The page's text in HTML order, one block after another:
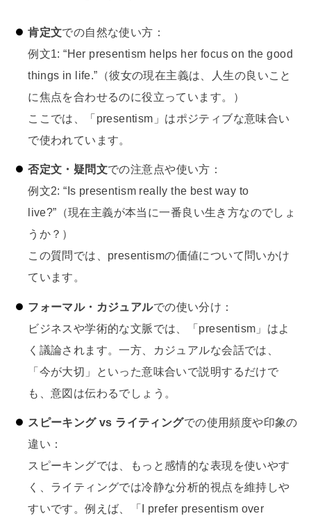
肯定文での自然な使い方：
例文1: “Her presentism helps her focus on the good
things in life.”（彼女の現在主義は、人生の良いこと
に焦点を合わせるのに役立っています。）
ここでは、「presentism」はポジティブな意味合い
で使われています。
否定文・疑問文での注意点や使い方：
例文2: “Is presentism really the best way to
live?”（現在主義が本当に一番良い生き方なのでしょ
うか？）
この質問では、presentismの価値について問いかけ
ています。
フォーマル・カジュアルでの使い分け：
ビジネスや学術的な文脈では、「presentism」はよ
く議論されます。一方、カジュアルな会話では、
「今が大切」といった意味合いで説明するだけで
も、意図は伝わるでしょう。
スピーキング vs ライティングでの使用頻度や印象の
違い：
スピーキングでは、もっと感情的な表現を使いやす
く、ライティングでは冷静な分析的視点を維持しや
すいです。例えば、「I prefer presentism over